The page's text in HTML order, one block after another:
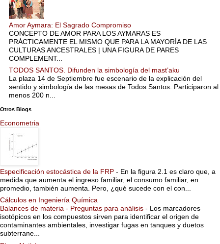
Amor Aymara: El Sagrado Compromiso
CONCEPTO DE AMOR PARA LOS AYMARAS ES
PRÁCTICAMENTE EL MISMO QUE PARA LA MAYORÍA DE LAS
CULTURAS ANCESTRALES | UNA FIGURA DE PARES
COMPLEMENT...
TODOS SANTOS. Difunden la simbología del mast’aku
La plaza 14 de Septiembre fue escenario de la explicación del
sentido y simbología de las mesas de Todos Santos. Participaron al
menos 200 n...
Otros Blogs
Econometria
Especificación estocástica de la FRP - En la figura 2.1 es claro que, a
medida que aumenta el ingreso familiar, el consumo familiar, en
promedio, también aumenta. Pero, ¿qué sucede con el con...
Cálculos en Ingeniería Química
Balances de materia - Preguntas para análisis - Los marcadores
isotópicos en los compuestos sirven para identificar el origen de
contaminantes ambientales, investigar fugas en tanques y duetos
subterrane...